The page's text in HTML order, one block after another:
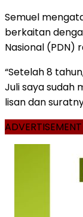
Semuel
berkaitan
Nasional (PDN)
“Setelah 8
Juli saya sudah
lisan dan
ADVERTISEMENT